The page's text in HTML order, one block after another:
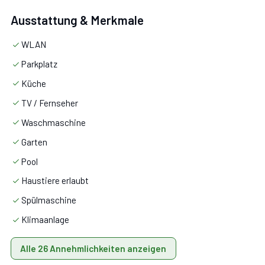
Auch vom 1.Stock aus hat man Zugang nach draußen.
40 m²
Dependance neben dem Schwimmbad (2 Personen)
Erdgeschoss : Wohnzimmer mit Ess- und Kochbereich,
Ausstattung & Merkmale
WLAN
Parkplatz
Küche
TV / Fernseher
Waschmaschine
Garten
Pool
Haustiere erlaubt
Spülmaschine
Klimaanlage
Alle 26 Annehmlichkeiten anzeigen